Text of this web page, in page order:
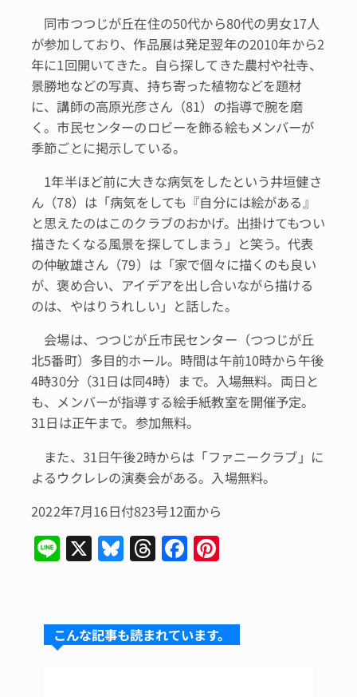
同市つつじが丘在住の50代から80代の男女17人
が参加しており、作品展は発足翌年の2010年から2
年に1回開いてきた。自ら探してきた農村や社寺、
景勝地などの写真、持ち寄った植物などを題材
に、講師の高原光彦さん（81）の指導で腕を磨
く。市民センターのロビーを飾る絵もメンバーが
季節ごとに掲示している。
1年半ほど前に大きな病気をしたという井垣健さ
ん（78）は「病気をしても『自分には絵がある』
と思えたのはこのクラブのおかげ。出掛けてもつい
描きたくなる風景を探してしまう」と笑う。代表
の仲敏雄さん（79）は「家で個々に描くのも良い
が、褒め合い、アイデアを出し合いながら描ける
のは、やはりうれしい」と話した。
会場は、つつじが丘市民センター（つつじが丘
北5番町）多目的ホール。時間は午前10時から午後
4時30分（31日は同4時）まで。入場無料。両日と
も、メンバーが指導する絵手紙教室を開催予定。
31日は正午まで。参加無料。
また、31日午後2時からは「ファニークラブ」に
よるウクレレの演奏会がある。入場無料。
2022年7月16日付823号12面から
Li
n
X Bl
u
s
k
T
hr
a
d
F
a
e
b
re
st
こんな記事も読まれています。